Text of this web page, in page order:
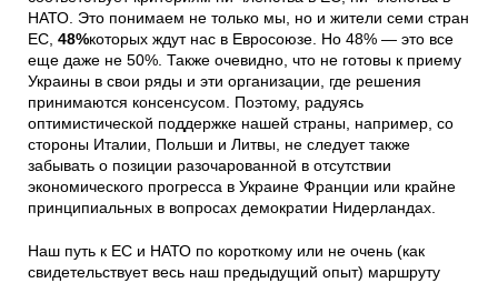
НАТО. Это понимаем не только мы, но и жители семи стран
ЕС, 48%которых ждут нас в Евросоюзе. Но 48% — это все
еще даже не 50%. Также очевидно, что не готовы к приему
Украины в свои ряды и эти организации, где решения
принимаются консенсусом. Поэтому, радуясь
оптимистической поддержке нашей страны, например, со
стороны Италии, Польши и Литвы, не следует также
забывать о позиции разочарованной в отсутствии
экономического прогресса в Украине Франции или крайне
принципиальных в вопросах демократии Нидерландах.
Наш путь к ЕС и НАТО по короткому или не очень (как
свидетельствует весь наш предыдущий опыт) маршруту